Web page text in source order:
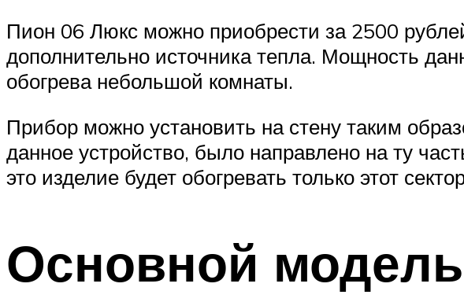
Пион 06 Люкс можно приобрести за 2500
дополнительно источника тепла. Мощность
обогрева небольшой комнаты.
Прибор можно установить на стену таким
данное устройство, было направлено на ту
это изделие будет обогревать только этот
Основной